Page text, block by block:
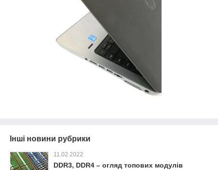
Інші новини рубрики
11.02.2022
DDR3, DDR4 – огляд топових модулів